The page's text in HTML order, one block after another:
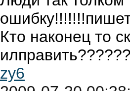
Кто наконец то
zy6